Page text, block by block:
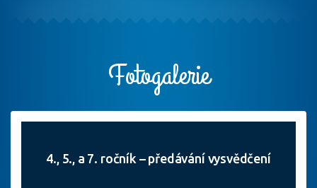
Fotogalerie
4., 5., a 7. ročník – předávání vysvědčení